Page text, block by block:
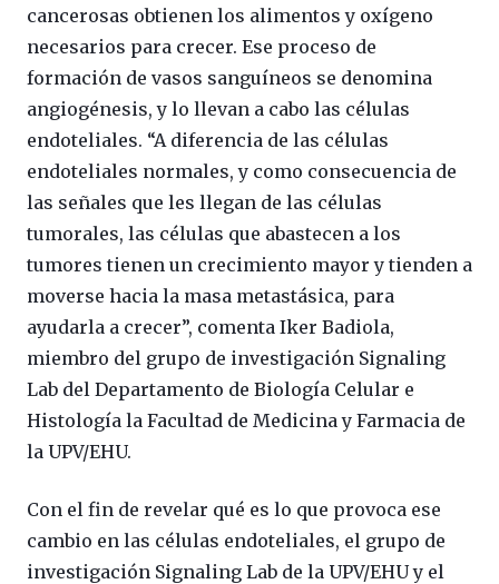
cancerosas obtienen los alimentos y oxígeno
necesarios para crecer. Ese proceso de
formación de vasos sanguíneos se denomina
angiogénesis, y lo llevan a cabo las células
endoteliales. “A diferencia de las células
endoteliales normales, y como consecuencia de
las señales que les llegan de las células
tumorales, las células que abastecen a los
tumores tienen un crecimiento mayor y tienden a
moverse hacia la masa metastásica, para
ayudarla a crecer”, comenta Iker Badiola,
miembro del grupo de investigación Signaling
Lab del Departamento de Biología Celular e
Histología la Facultad de Medicina y Farmacia de
la UPV/EHU.
Con el fin de revelar qué es lo que provoca ese
cambio en las células endoteliales, el grupo de
investigación Signaling Lab de la UPV/EHU y el